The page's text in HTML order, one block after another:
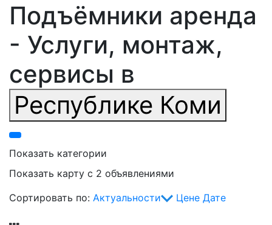
Подъёмники аренда
- Услуги, монтаж,
сервисы в
Республике Коми
Показать категории
Показать карту с 2 объявлениями
Сортировать по: Актуальности Цене Дате